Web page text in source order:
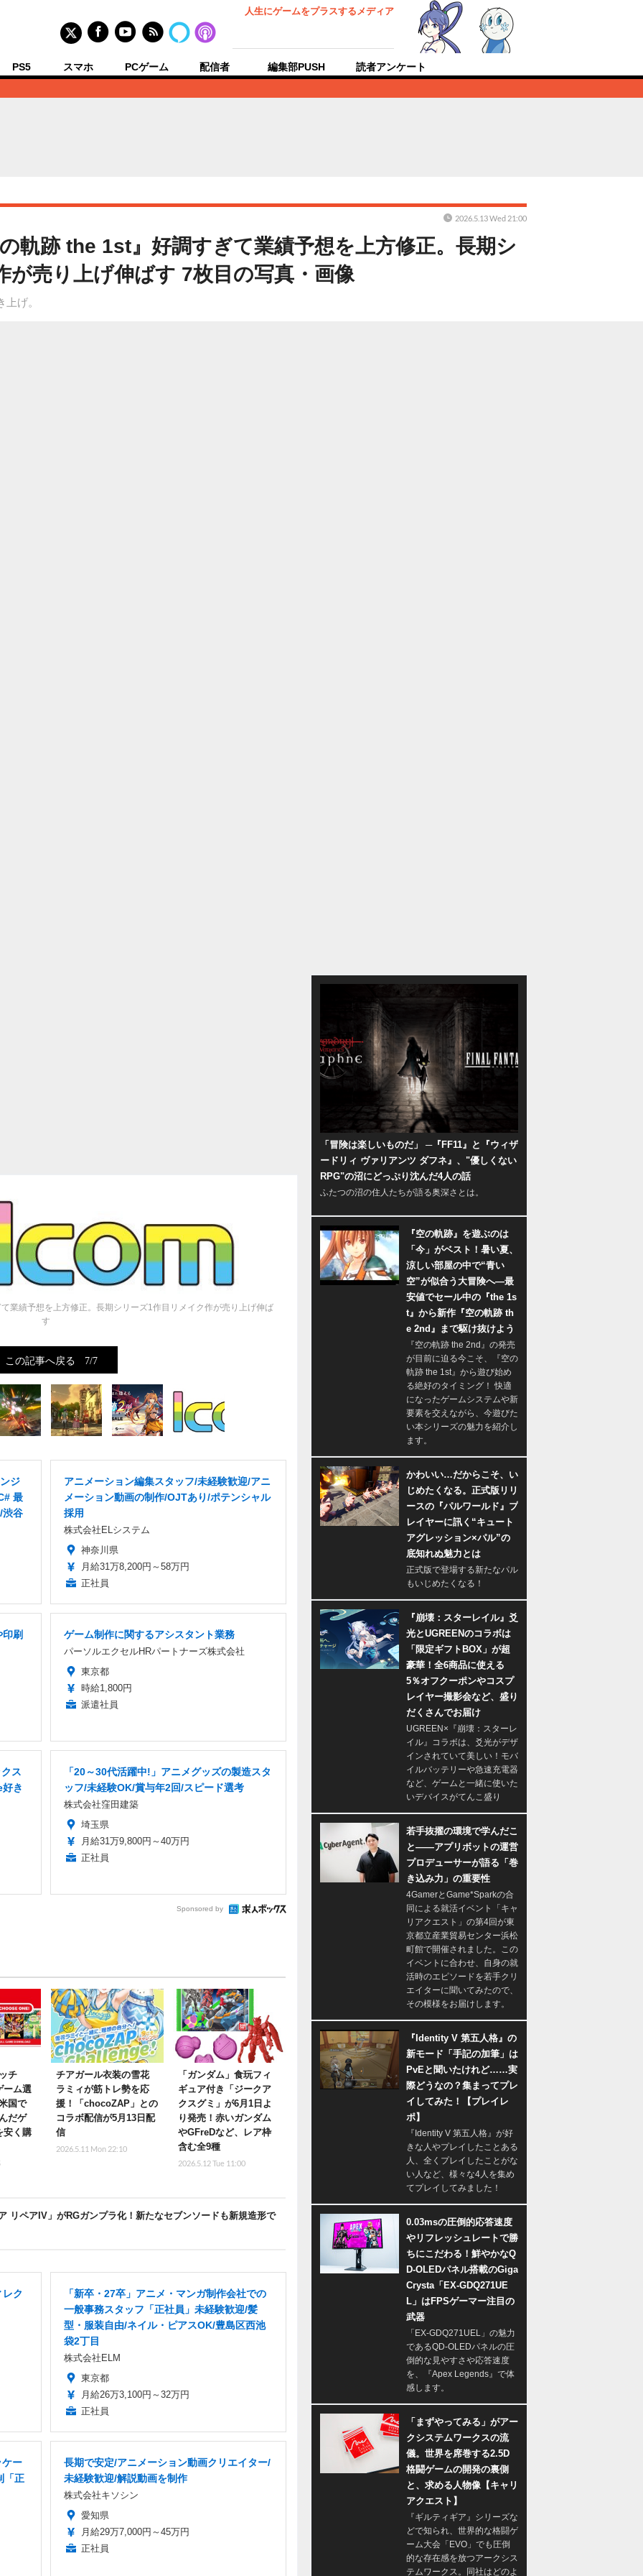
人生にゲームをプラスするメディア
PS5 スマホ PCゲーム 配信者 編集部PUSH 読者アンケート
軌跡 the 1st』好調すぎて業績予想を上方修正。長期シ
が売り上げ伸ばす 7枚目の写真・画像
げ。
2026.5.13 Wed 21:00
業績予想を上方修正。長期シリーズ1作目リメイク作が売り上げ伸ば
す
この記事へ戻る 7/7
ジ
最
渋谷
アニメーション編集スタッフ/未経験歓迎/アニ
メーション動画の制作/OJTあり/ポテンシャル
採用
株式会社ELシステム
神奈川県
月給31万8,200円～58万円
正社員
刷 ゲーム制作に関するアシスタント業務
パーソルエクセルHRパートナーズ株式会社
東京都
時給1,800円
派遣社員
ス
き
「20～30代活躍中!」アニメグッズの製造スタ
ッフ/未経験OK/賞与年2回/スピード選考
株式会社窪田建築
埼玉県
月給31万9,800円～40万円
正社員
Sponsored by
チ
ーム選
国で
だゲ
安く購
チアガール衣装の雪花
ラミィが筋トレ勢を応
援！「chocoZAP」との
コラボ配信が5月13日配
信
2026.5.11 Mon 22:10
「ガンダム」食玩フィ
ギュア付き「ジークア
クスグミ」が6月1日よ
り発売！赤いガンダム
やGFreDなど、レア枠
含む全9種
2026.5.12 Tue 11:00
リペアIV」がRGガンプラ化！新たなセブンソードも新規造形で
ク
「新卒・27卒」アニメ・マンガ制作会社での
一般事務スタッフ「正社員」未経験歓迎/髪
型・服装自由/ネイル・ピアスOK/豊島区西池
袋2丁目
株式会社ELM
東京都
月給26万3,100円～32万円
正社員
ー
「正
長期で安定/アニメーション動画クリエイター/
未経験歓迎/解説動画を制作
株式会社キソシン
愛知県
月給29万7,000円～45万円
正社員
「冒険は楽しいものだ」 ─『FF11』と『ウィザ
ードリィ ヴァリアンツ ダフネ』、"優しくない
RPG"の沼にどっぷり沈んだ4人の話
ふたつの沼の住人たちが語る奥深さとは。
『空の軌跡』を遊ぶのは
「今」がベスト！暑い夏、
涼しい部屋の中で“青い
空”が似合う大冒険へ―最
安値でセール中の『the 1s
t』から新作『空の軌跡 th
e 2nd』まで駆け抜けよう
『空の軌跡 the 2nd』の発売
が目前に迫る今こそ、『空の
軌跡 the 1st』から遊び始め
る絶好のタイミング！ 快適
になったゲームシステムや新
要素を交えながら、今遊びた
い本シリーズの魅力を紹介し
ます。
かわいい…だからこそ、い
じめたくなる。正式版リリ
ースの『パルワールド』プ
レイヤーに訊く“キュート
アグレッション×パル”の
底知れぬ魅力とは
正式版で登場する新たなパル
もいじめたくなる！
『崩壊：スターレイル』爻
光とUGREENのコラボは
「限定ギフトBOX」が超
豪華！全6商品に使える
5％オフクーポンやコスプ
レイヤー撮影会など、盛り
だくさんでお届け
UGREEN×『崩壊：スターレ
イル』コラボは、爻光がデザ
インされていて美しい！モバ
イルバッテリーや急速充電器
など、ゲームと一緒に使いた
いデバイスがてんこ盛り
若手抜擢の環境で学んだこ
と――アプリボットの運営
プロデューサーが語る「巻
き込み力」の重要性
4GamerとGame*Sparkの合
同による就活イベント「キャ
リアクエスト」の第4回が東
京都立産業貿易センター浜松
町館で開催されました。この
イベントに合わせ、自身の就
活時のエピソードを若手クリ
エイターに聞いてみたので、
その模様をお届けします。
『Identity V 第五人格』の
新モード「手記の加筆」は
PvEと聞いたけれど……実
際どうなの？集まってプレ
イしてみた！【プレイレ
ポ】
『Identity V 第五人格』が好
きな人やプレイしたことある
人、全くプレイしたことがな
い人など、様々な4人を集め
てプレイしてみました！
0.03msの圧倒的応答速度
やリフレッシュレートで勝
ちにこだわる！鮮やかなQ
D-OLEDパネル搭載のGiga
Crysta「EX-GDQ271UE
L」はFPSゲーマー注目の
武器
「EX-GDQ271UEL」の魅力
であるQD-OLEDパネルの圧
倒的な見やすさや応答速度
を、『Apex Legends』で体
感します。
「まずやってみる」がアー
クシステムワークスの流
儀。世界を席巻する2.5D
格闘ゲームの開発の裏側
と、求める人物像【キャリ
アクエスト】
『ギルティギア』シリーズな
どで知られ、世界的な格闘ゲ
ーム大会「EVO」でも圧倒
的な存在感を放つアークシス
テムワークス。同社はどのよ